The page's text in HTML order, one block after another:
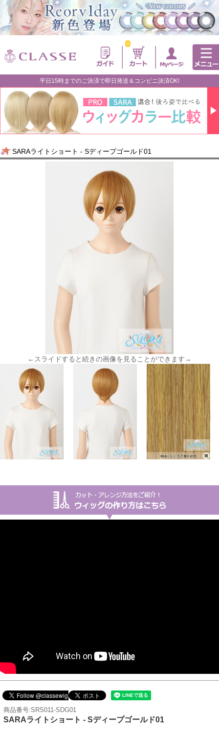
0
平日15時までのご決済で即日発送＆コンビニ決済OK!
SARAライトショート - Sディープゴールド01
←スライドすると続きの画像を見ることができます→
商品番号:SRS011-SDG01
SARAライトショート - Sディープゴールド01